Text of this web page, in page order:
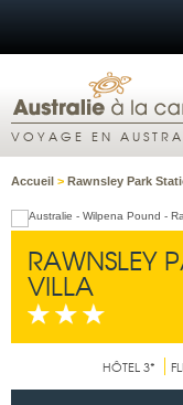
VOYAGE EN
Accueil > Rawnsley Park
RAWNSLEY
VILLA
HÔTEL 3*